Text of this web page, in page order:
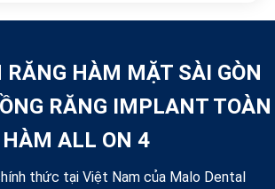
RĂNG HÀM MẶT SÀI GÒN
RĂNG IMPLANT TOÀN
HÀM ALL ON 4
thức tại Việt Nam của Malo Dental